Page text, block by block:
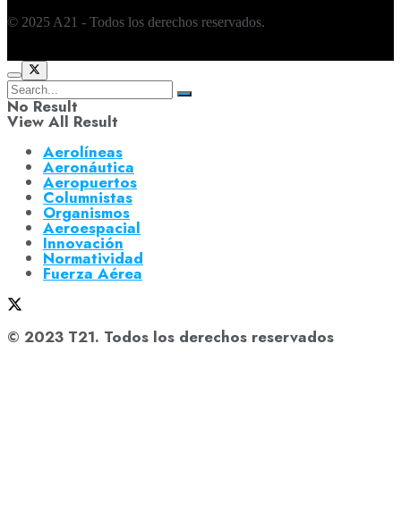
© 2025 A21 - Todos los derechos reservados.
No Result
View All Result
Aerolíneas
Aeronáutica
Aeropuertos
Columnistas
Organismos
Aeroespacial
Innovación
Normatividad
Fuerza Aérea
© 2023 T21. Todos los derechos reservados